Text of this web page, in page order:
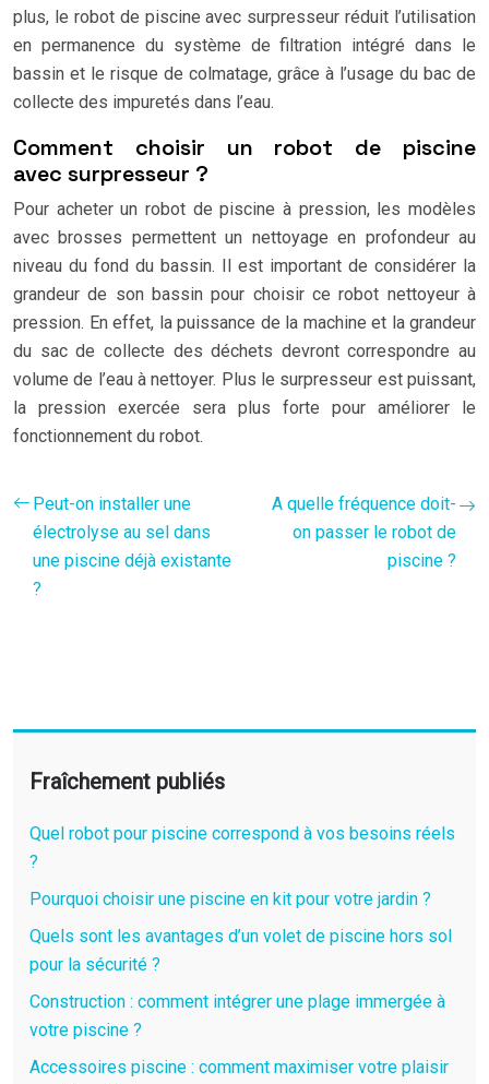
plus, le robot de piscine avec surpresseur réduit l’utilisation
en permanence du système de filtration intégré dans le
bassin et le risque de colmatage, grâce à l’usage du bac de
collecte des impuretés dans l’eau.
Comment choisir un robot de piscine
avec surpresseur ?
Pour acheter un robot de piscine à pression, les modèles
avec brosses permettent un nettoyage en profondeur au
niveau du fond du bassin. Il est important de considérer la
grandeur de son bassin pour choisir ce robot nettoyeur à
pression. En effet, la puissance de la machine et la grandeur
du sac de collecte des déchets devront correspondre au
volume de l’eau à nettoyer. Plus le surpresseur est puissant,
la pression exercée sera plus forte pour améliorer le
fonctionnement du robot.
Peut-on installer une
électrolyse au sel dans
une piscine déjà existante
?
A quelle fréquence doit-
on passer le robot de
piscine ?
Fraîchement publiés
Quel robot pour piscine correspond à vos besoins réels
?
Pourquoi choisir une piscine en kit pour votre jardin ?
Quels sont les avantages d’un volet de piscine hors sol
pour la sécurité ?
Construction : comment intégrer une plage immergée à
votre piscine ?
Accessoires piscine : comment maximiser votre plaisir